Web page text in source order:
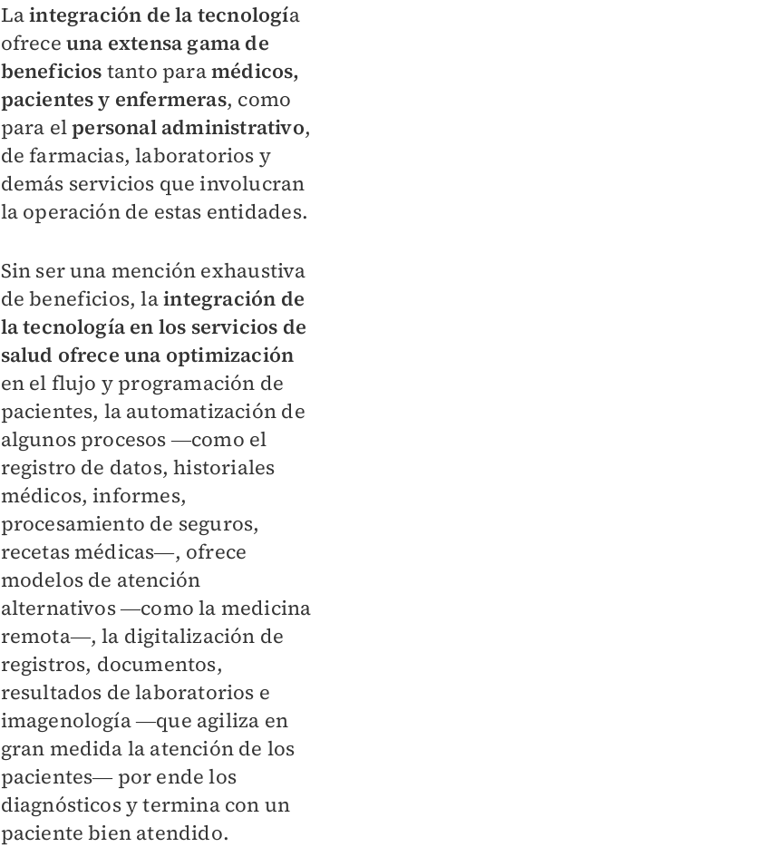
Laintegración de la tecnología
ofrece una extensa gama de
beneficios tanto paramédicos,
pacientes y enfermeras, como
para elpersonal administrativo,
de farmacias, laboratorios y
demás servicios que involucran
la operación de estas entidades.
Sin ser una mención exhaustiva
de beneficios, laintegración de
la tecnología en los servicios de
salud ofrece una optimización
en el flujo y programación de
pacientes, la automatización de
algunos procesos ―como el
registro de datos, historiales
médicos, informes,
procesamiento de seguros,
recetas médicas―, ofrece
modelos de atención
alternativos ―como la medicina
remota―, la digitalización de
registros, documentos,
resultados de laboratorios e
imagenología ―que agiliza en
gran medida la atención de los
pacientes― por ende los
diagnósticos y termina con un
paciente bien atendido.